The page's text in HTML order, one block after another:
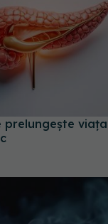
prelungește